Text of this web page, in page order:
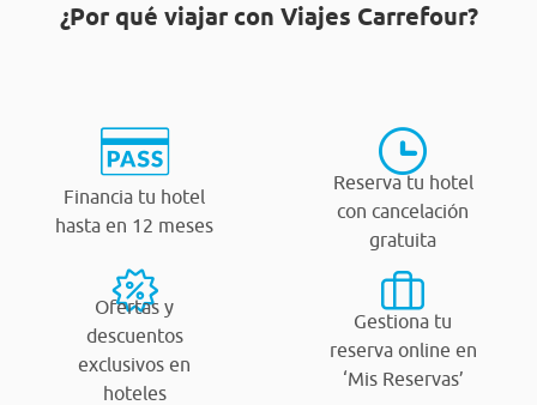
¿Por qué viajar con Viajes Carrefour?
Financia tu hotel
hasta en 12 meses
Reserva tu hotel
con cancelación
gratuita
Ofertas y
descuentos
exclusivos en
hoteles
Gestiona tu
reserva online en
‘Mis Reservas’